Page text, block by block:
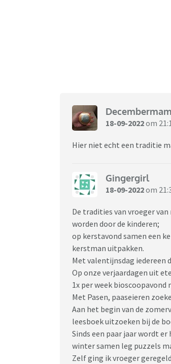
18-09-2022om
Hier niet echt een traditie
Gingergirl
18-09-2022om
De tradities van vroeger
worden door de kinderen;
op kerstavond samen een
kerstman uitpakken.
Met valentijnsdag iedereen
Op onze verjaardagen uit
1x per week bioscoopavond
Met Pasen, paaseieren
Aan het begin van de
leesboek uitzoeken bij de
Sinds een paar jaar wordt
winter samen leg puzzels
Zelf ging ik vroeger